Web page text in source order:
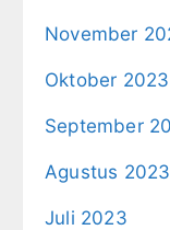
November
Oktober 2023
September
Agustus 2023
Juli 2023